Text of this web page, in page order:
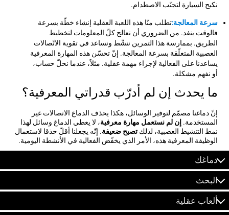
نكبح السيارة لتجنّب الاصطدام.
سرعة المعالجة:تطلب منّا هذه اللعبة العقلية إنشاء خطّة بسرعة
فالوقت ينفد. من الضروري أن نعالج كلّ المعلومات لتخطيط
الطريق. بممارسة هذا التمرين ننشّط ونساعد في تقوية الاتّصالات
العصبية المتعلّقة بسرعة المعالجة. إنّ تحسّن هذه المهارة المعرفية
يساعدنا على الفعالية لإجراء مهمة عقلية. مثلاً، عندما نحلّ حساب،
أو نفهم مشكلة.
ما يحدث إن لم أدرّب قدراتي المعرفية؟
إنّ دماغنا مصمّم لتوفير الوسائل، هكذا يحذف الدماغ الاتصالات غير
المستخدمة. إن لم نستعمل مهارة معرفية، لا يعطي الدماغ وسائل لهذا
نمط التنشيط العصبية، لذلكتصبح ضعيفة. إنّه يجعلنا أقلّ حذقا لاستعمال
الوظيفة المعرفية هذه، الأمر الذي يخفّض الفعالية في الأنشطة اليومية.
دماغك
البحث
ألعاب عقلية